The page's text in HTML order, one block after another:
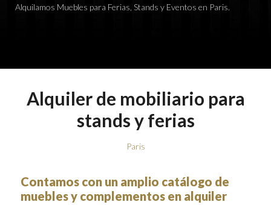
Alquilamos Muebles para Ferias, Stands y Eventos en Paris.
Alquiler de mobiliario para
stands y ferias
Paris
Contamos con un amplio catálogo de
muebles y complementos en alquiler